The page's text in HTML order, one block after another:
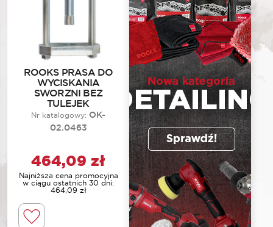
ROOKS PRASA DO
WYCISKANIA
SWORZNI BEZ
TULEJEK
Nr katalogowy: OK-
02.0463
464,09 zł
Najniższa cena promocyjna
w ciągu ostatnich 30 dni:
464,09 zł